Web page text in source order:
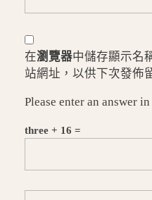
在瀏覽器中儲存顯示名
站網址，以供下次發佈
Please enter an answer
three + 16 =